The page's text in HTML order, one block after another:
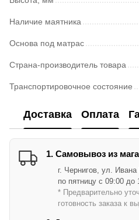
Наличие маятника
Основа под матрас
Страна-производитель товара
Транспортировочное состояние
Доставка Оплата
1. Самовывоз из
г. Чернигов, ул.
по пятницу с 09:00 до
* Предварительно
готовность заказа к